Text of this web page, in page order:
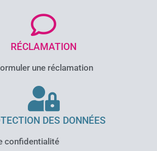
RÉCLAMATION
une réclamation
DES DONNÉES
confidentialité